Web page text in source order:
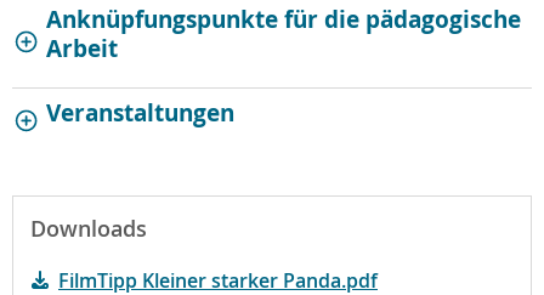
Anknüpfungspunkte für die pädagogische
Arbeit
Veranstaltungen
Downloads
FilmTipp Kleiner starker Panda.pdf